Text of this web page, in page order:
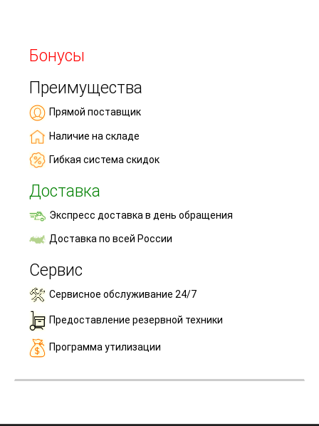
Бонусы
Преимущества
Прямой поставщик
Наличие на складе
Гибкая система скидок
Доставка
Экспресс доставка в день обращения
Доставка по всей России
Сервис
Сервисное обслуживание 24/7
Предоставление резервной техники
Программа утилизации